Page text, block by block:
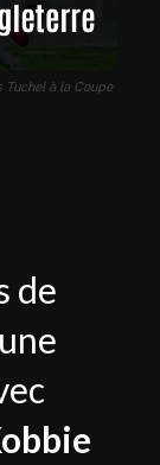
à la Coupe
de